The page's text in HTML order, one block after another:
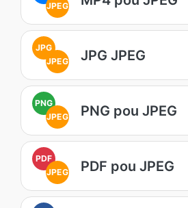
JPEG
JPG
JPEG
JPG JPEG
PNG
JPEG
PNG pou JPEG
PDF
JPEG
PDF pou JPEG